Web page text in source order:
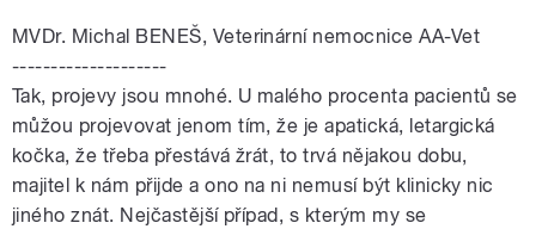
MVDr. Michal BENEŠ, Veterinární nemocnice AA-Vet
--------------------
Tak, projevy jsou mnohé. U malého procenta pacientů se
můžou projevovat jenom tím, že je apatická, letargická
kočka, že třeba přestává žrát, to trvá nějakou dobu,
majitel k nám přijde a ono na ni nemusí být klinicky nic
jiného znát. Nejčastější případ, s kterým my se